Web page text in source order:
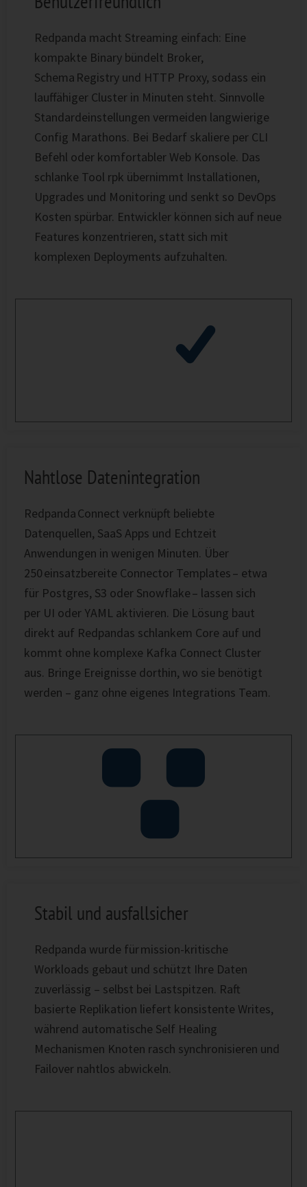
Redpanda macht Streaming einfach: Eine
kompakte Binary bündelt Broker,
Schema Registry und HTTP Proxy, sodass ein
lauffähiger Cluster in Minuten steht. Sinnvolle
Standardeinstellungen vermeiden langwierige
Config Marathons. Bei Bedarf skaliere per CLI
Befehl oder komfortabler Web Konsole. Das
schlanke Tool rpk übernimmt Installationen,
Upgrades und Monitoring und senkt so DevOps
Kosten spürbar. Entwickler können sich auf neue
Features konzentrieren, statt sich mit
komplexen Deployments aufzuhalten.
Nahtlose Datenintegration
Redpanda Connect verknüpft beliebte
Datenquellen, SaaS Apps und Echtzeit
Anwendungen in wenigen Minuten. Über
250 einsatzbereite Connector Templates – etwa
für Postgres, S3 oder Snowflake – lassen sich
per UI oder YAML aktivieren. Die Lösung baut
direkt auf Redpandas schlankem Core auf und
kommt ohne komplexe Kafka Connect Cluster
aus. Bringe Ereignisse dorthin, wo sie benötigt
werden – ganz ohne eigenes Integrations Team.
Stabil und ausfallsicher
Redpanda wurde für mission-kritische
Workloads gebaut und schützt Ihre Daten
zuverlässig – selbst bei Lastspitzen. Raft
basierte Replikation liefert konsistente Writes,
während automatische Self Healing
Mechanismen Knoten rasch synchronisieren und
Failover nahtlos abwickeln.